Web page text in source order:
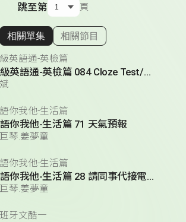
跳至第 頁
顯示相關單集
相關單集 相關節目
英語通-英檢篇
超級英語通-英檢篇 084 Cloze Test/段落填空-14
你我他-生活篇
你我他-生活篇 71 天氣預報
琴.姜夢童
你我他-生活篇
英語你我他-生活篇 28 請同事代接電話(1)
琴.姜夢童
牙文酷一